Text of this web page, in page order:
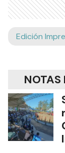
Edición
NOTAS